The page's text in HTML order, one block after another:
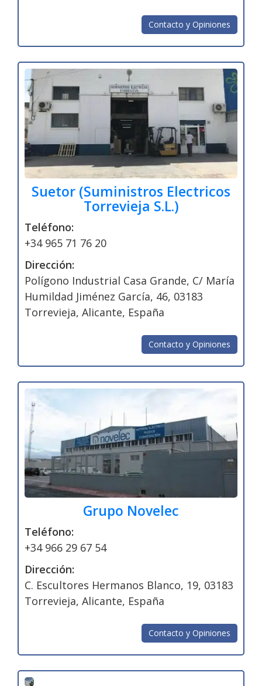
Contacto y Opiniones
Suetor (Suministros Electricos
Torrevieja S.L.)
Teléfono:
+34 965 71 76 20
Dirección:
Polígono Industrial Casa Grande, C/ María
Humildad Jiménez García, 46, 03183
Torrevieja, Alicante, España
Contacto y Opiniones
Grupo Novelec
Teléfono:
+34 966 29 67 54
Dirección:
C. Escultores Hermanos Blanco, 19, 03183
Torrevieja, Alicante, España
Contacto y Opiniones